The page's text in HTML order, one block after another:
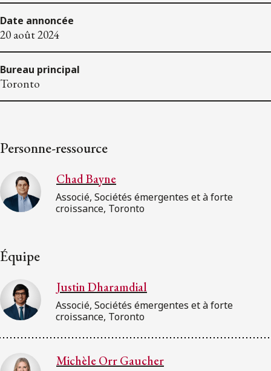
Date annoncée
20 août 2024
Bureau principal
Toronto
Personne-ressource
Chad Bayne
Associé, Sociétés émergentes et à forte
croissance, Toronto
Équipe
Justin Dharamdial
Associé, Sociétés émergentes et à forte
croissance, Toronto
Michèle Orr Gaucher